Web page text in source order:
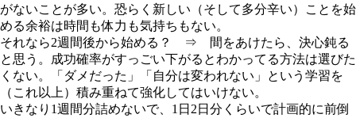
がないことが多い。恐らく新しい（そして多分辛い）ことを始
める余裕は時間も体力も気持ちもない。
それなら2週間後から始める？ ⇒ 間をあけたら、決心鈍る
と思う。成功確率がすっごい下がるとわかってる方法は選びた
くない。「ダメだった」「自分は変われない」という学習を
（これ以上）積み重ねて強化してはいけない。
いきなり1週間分詰めないで、1日2日分くらいで計画的に前倒